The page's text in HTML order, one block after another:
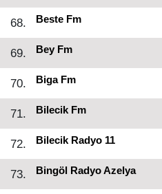
68. Beste Fm
69. Bey Fm
70. Biga Fm
71. Bilecik Fm
72. Bilecik Radyo 11
73. Bingöl Radyo Azelya